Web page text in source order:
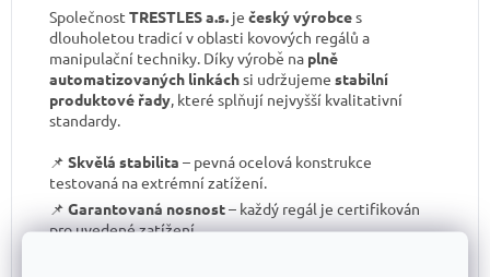
Společnost TRESTLES a.s. je český výrobces
dlouholetou tradicí v oblasti kovových regálů a
manipulační techniky. Díky výrobě na plně
automatizovaných linkáchsi udržujeme stabilní
produktové řady, které splňují nejvyšší kvalitativní
standardy.
📌 Skvělá stabilita – pevná ocelová konstrukce
testovaná na extrémní zatížení.
📌 Garantovaná nosnost– každý regál je certifikován
pro uvedené zatížení.